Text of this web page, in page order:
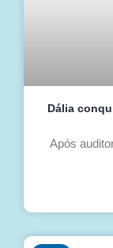
Dália
Após